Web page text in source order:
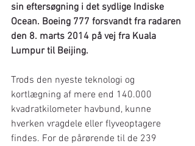
sin eftersøgning i det sydlige Indiske
Ocean. Boeing 777 forsvandt fra radaren
den 8. marts 2014 på vej fra Kuala
Lumpur til Beijing.
Trods den nyeste teknologi og
kortlægning af mere end 140.000
kvadratkilometer havbund, kunne
hverken vragdele eller flyveoptagere
findes. For de pårørende til de 239